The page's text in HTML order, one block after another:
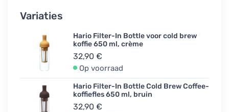
Variaties
Hario Filter-In Bottle voor cold brew
koffie 650 ml, crème
32,90 €
Op voorraad
Hario Filter-In Bottle Cold Brew Coffee-
koffiefles 650 ml, bruin
32,90 €